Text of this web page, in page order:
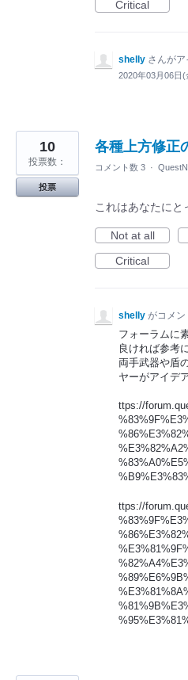
Critical
shelly さんが
2020年03月06日(
各種上方修正
10
投票数：
投票
コメント数 3 ·
これはあなたにと
Not at all
Critical
shelly がコメン
フォーラムに
良ければ参考
両手武器や盾
ヤーがアイデ
ttps://
ttps://